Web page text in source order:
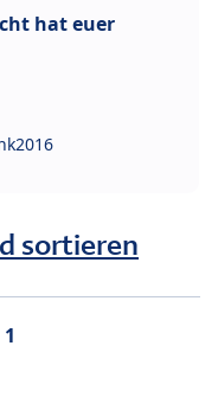
hat euer
sortieren
1